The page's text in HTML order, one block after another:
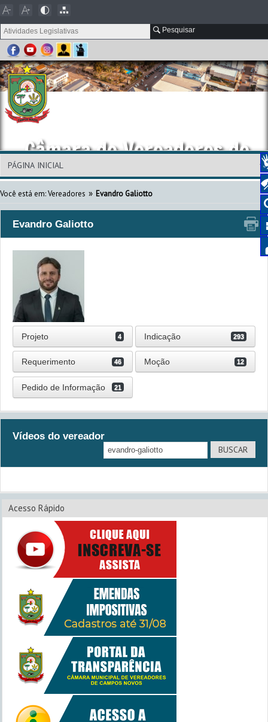
Pesquisar
Câmara de Vereadores de
Campos Novos
Você está em: Vereadores » Evandro Galiotto
Evandro Galiotto
Projeto 4 Indicação 293
Requerimento 46 Moção 12
Pedido de Informação 21
Vídeos do vereador
Acesso Rápido